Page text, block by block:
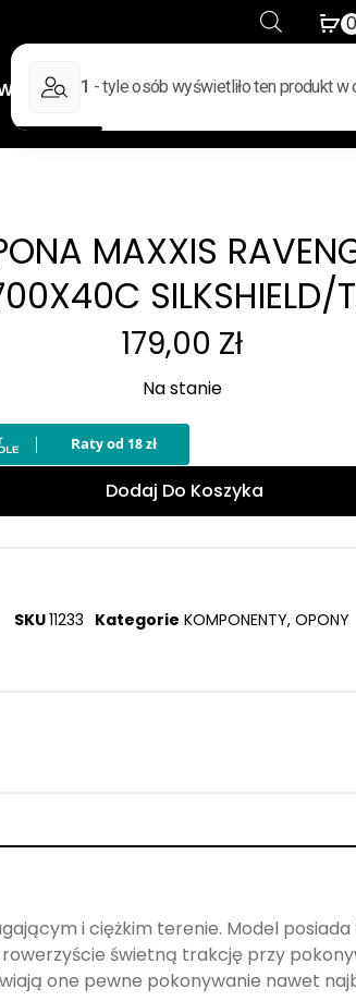
WYPRZEDAŻ
MAXXIS
SILKSHIELD/
179,00 Zł
Na stanie
Dodaj Do Koszyka
SKU11233 Kategorie KOMPONENTY,OPONY
i ciężkim terenie. Model
świetną trakcję przy
one pewne pokonywanie nawet